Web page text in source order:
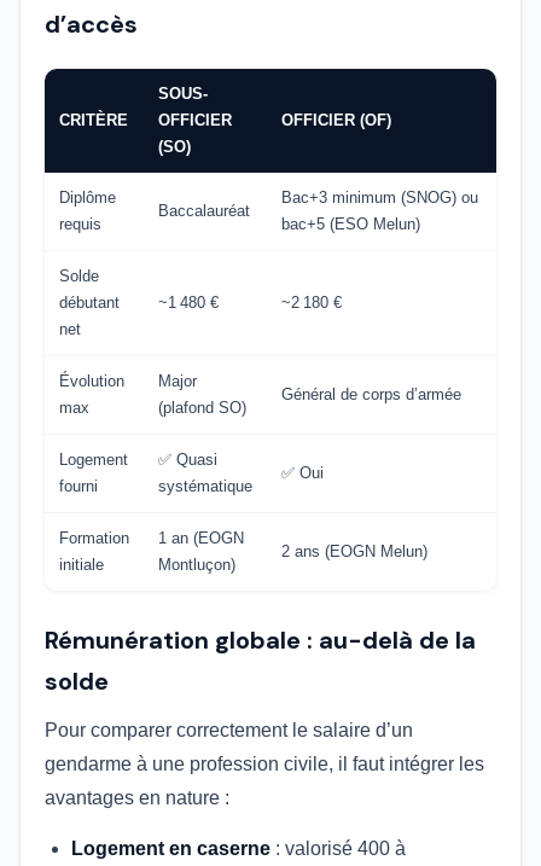
d’accès
CRITÈRE
SOUS-
OFFICIER
(SO)
OFFICIER (OF)
Diplôme
requis
Baccalauréat
Bac+3 minimum (SNOG) ou
bac+5 (ESO Melun)
Solde
débutant
net
~1 480 € ~2 180 €
Évolution
max
Major
(plafond SO)
Général de corps d’armée
Logement
fourni
✅ Quasi
systématique
✅ Oui
Formation
initiale
1 an (EOGN
Montluçon)
2 ans (EOGN Melun)
Rémunération globale : au-delà de la
solde
Pour comparer correctement le salaire d’un
gendarme à une profession civile, il faut intégrer les
avantages en nature :
Logement en caserne : valorisé 400 à